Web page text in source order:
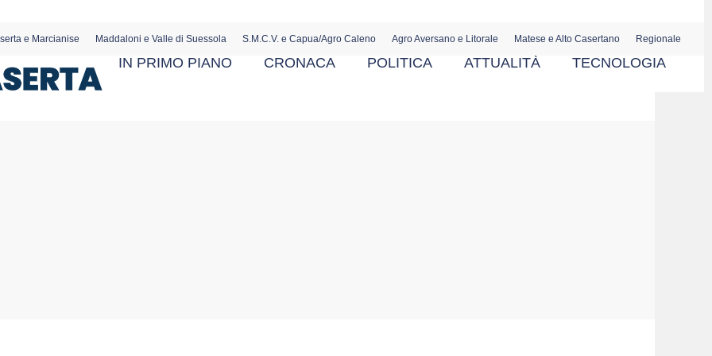
e Marcianise Maddaloni e Valle di Suessola S.M.C.V. e Capua/Agro Caleno Agro Aversano e Litorale Matese e Alto Casertano Regionale
IN PRIMO PIANO CRONACA POLITICA ATTUALITÀ TECNOLOGIA